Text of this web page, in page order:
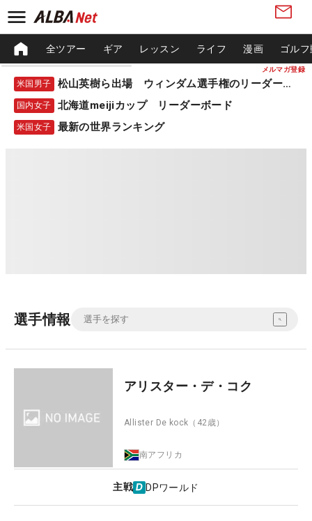
メルマガ登録
全ツアー ギア レッスン ライフ 漫画 ゴル
米国男子 松山英樹ら出場 ウィンダム選手権のリーダーボード
国内女子 北海道meijiカップ リーダーボード
米国女子 最新の世界ランキング
選手情報
アリスター・デ・コク
Allister De kock （42歳）
南アフリカ
主戦 DPワールド